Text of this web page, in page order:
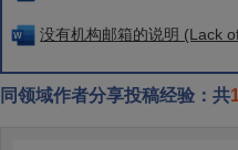
没有机构邮箱的说明 (Lack
同领域作者分享投稿经验：共